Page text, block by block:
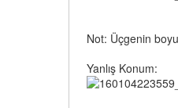
Not: Üçgenin
Yanlış Konum: